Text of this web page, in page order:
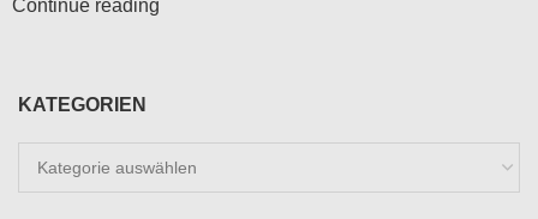
Continue reading
KATEGORIEN
Kategorien